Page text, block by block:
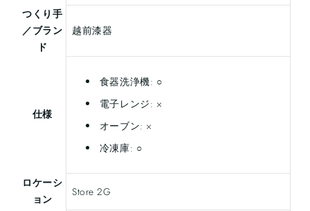
つくり手
／ブラン
ド
越前漆器
仕様
食器洗浄機: ○
電子レンジ: ×
オーブン: ×
冷凍庫: ○
ロケーシ
ョン
Store 2G